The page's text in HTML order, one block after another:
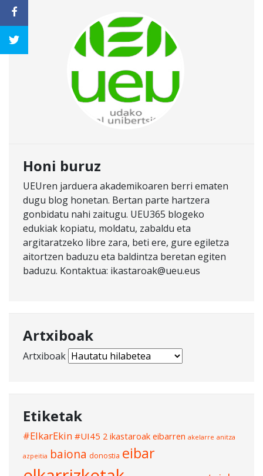
Honi buruz
UEUren jarduera akademikoaren berri ematen
dugu blog honetan. Bertan parte hartzera
gonbidatu nahi zaitugu. UEU365 blogeko
edukiak kopiatu, moldatu, zabaldu eta
argitaratzeko libre zara, beti ere, gure egiletza
aitortzen baduzu eta baldintza beretan egiten
baduzu. Kontaktua: ikastaroak@ueu.eus
Artxiboak
Artxiboak
Etiketak
#ElkarEkin #UI45 2 ikastaroak eibarren akelarre anitza
azpeitia baiona donostia eibar